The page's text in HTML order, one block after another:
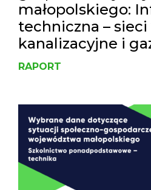
małopolskiego:
techniczna –
kanalizacyjne i
RAPORT